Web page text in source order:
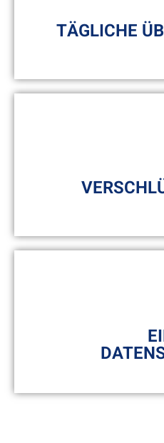
TÄGLICHE
Wir betreuen aktiv
die erstellten
Ihre Daten werden
Diese können nur